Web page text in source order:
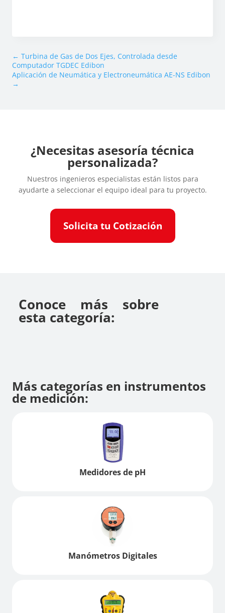
←Turbina de Gas de Dos Ejes, Controlada desde
Computador TGDEC Edibon
Aplicación de Neumática y Electroneumática AE-NS Edibon
→
¿Necesitas asesoría técnica
personalizada?
Nuestros ingenieros especialistas están listos para
ayudarte a seleccionar el equipo ideal para tu proyecto.
Solicita tu Cotización
Conoce más sobre
esta categoría:
Más categorías en instrumentos
de medición:
Medidores de pH
Manómetros Digitales